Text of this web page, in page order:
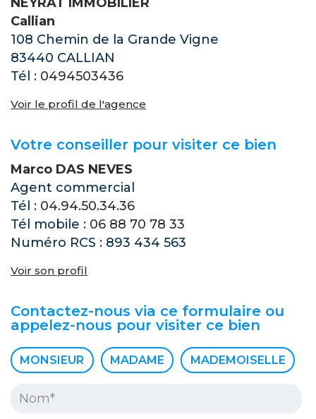
Callian
108 Chemin de la Grande Vigne
83440 CALLIAN
Tél : 0494503436
Voir le profil de l'agence
Votre conseiller pour visiter ce bien
Marco DAS NEVES
Agent commercial
Tél : 04.94.50.34.36
Tél mobile : 06 88 70 78 33
Numéro RCS : 893 434 563
Voir son profil
Contactez-nous via ce formulaire ou
appelez-nous pour visiter ce bien
Civilité :
MONSIEUR MADAME MADEMOISELLE
Nom* :